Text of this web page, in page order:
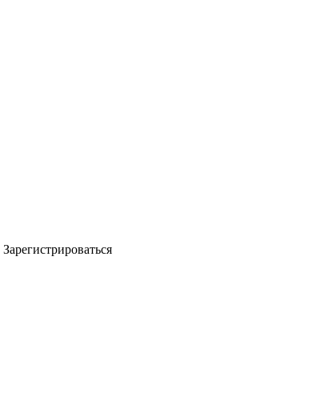
Зарегистрироваться